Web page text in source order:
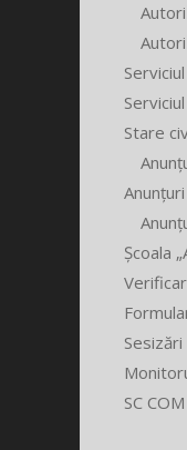
Stare
Anunțuri
Școala
Sesizări
SC